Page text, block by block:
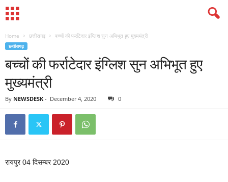
Home छत्तीसगढ़ बच्चों की फर्राटेदार इंग्लिश सुन अभिभूत हुए मुख्यमंत्री
छत्तीसगढ़
बच्चों की फर्राटेदार इंग्लिश सुन अभिभूत हुए
मुख्यमंत्री
By NEWSDESK - December 4, 2020 0
रायपुर 04 दिसम्बर 2020